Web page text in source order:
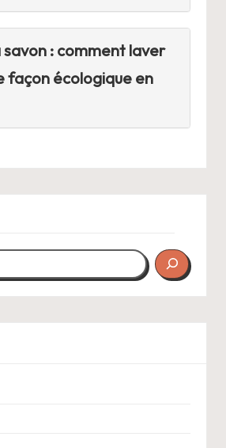
: comment laver
façon écologique en